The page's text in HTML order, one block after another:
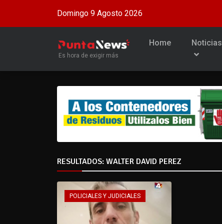
Domingo 9 Agosto 2026
Es hora de exigir más
Home Noticias
RESULTADOS: WALTER DAVID PEREZ
POLICIALES Y JUDICIALES